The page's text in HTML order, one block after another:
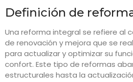
Definición de
Una reforma integral se refiere al
de renovación y mejora que se
para actualizar y optimizar su
confort. Este tipo de reformas
estructurales hasta la